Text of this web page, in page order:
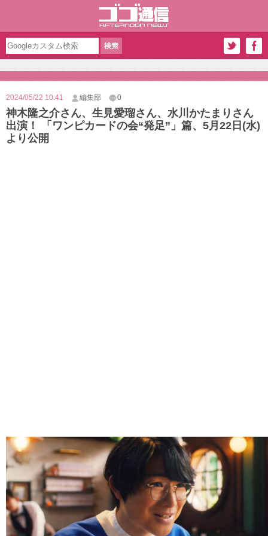
2024/05/22 10:41 編集部 0
神木隆之介さん、生見愛瑠さん、水川かたまりさん
出演！ 「ワンピカードの会“発足”」篇、5月22日(水)
より公開